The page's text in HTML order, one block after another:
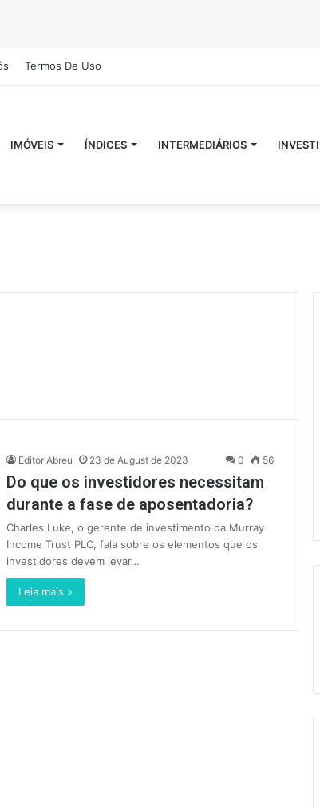
Termos De Uso
IMÓVEIS ÍNDICES INTERMEDIÁRIOS
Editor Abreu 23 de August de 2023 0 56
Do que os investidores necessitam
durante a fase de aposentadoria?
Charles Luke, o gerente de investimento da Murray
Income Trust PLC, fala sobre os elementos que os
investidores devem levar…
Leia mais »